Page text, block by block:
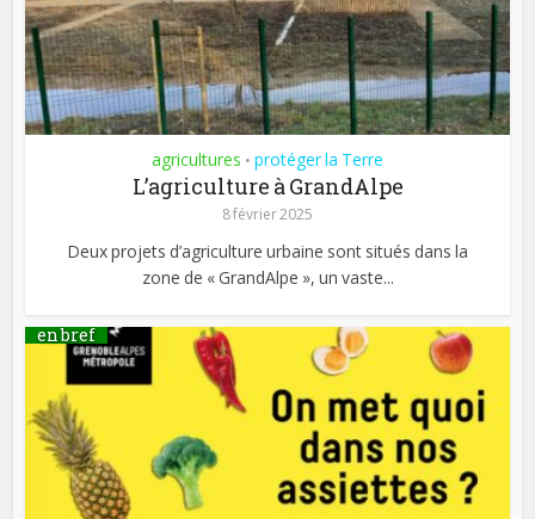
agricultures • protéger la Terre
L’agriculture à GrandAlpe
8 février 2025
Deux projets d’agriculture urbaine sont situés dans la
zone de « GrandAlpe », un vaste...
en bref